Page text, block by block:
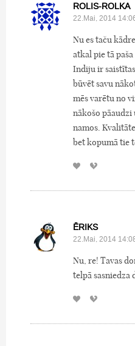
ROLIS-ROLKA
22.Mai, 2014
Nu es taču
atkal pie tā
Indiju ir
būvēt savu
mēs varētu no
nākošo pāaudzi
namos.
bet kopumā tie
ĒRIKS
22.Mai, 2014
Nu, re! Tavas
telpā sasniedza